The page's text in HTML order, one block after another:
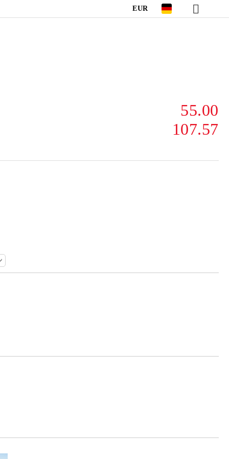
EUR
55.00
107.57